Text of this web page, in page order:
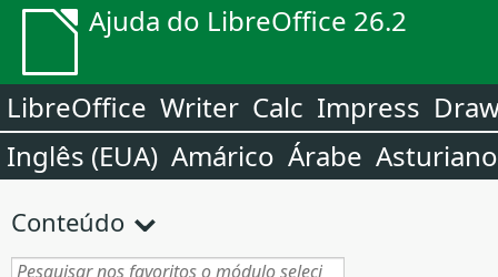
Ajuda do LibreOffice 26.2
LibreOffice Writer Calc Impress
Inglês (EUA) Amárico Árabe Asturiano
Conteúdo